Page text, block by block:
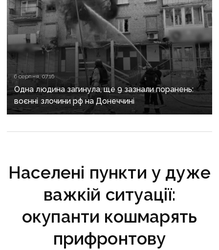
6 серпня, 07:16
Одна людина загинула, ще 9 зазнали поранень:
воєнні злочини рф на Донеччині
Населені пункти у дуже
важкій ситуації:
окупанти кошмарять
прифронтову